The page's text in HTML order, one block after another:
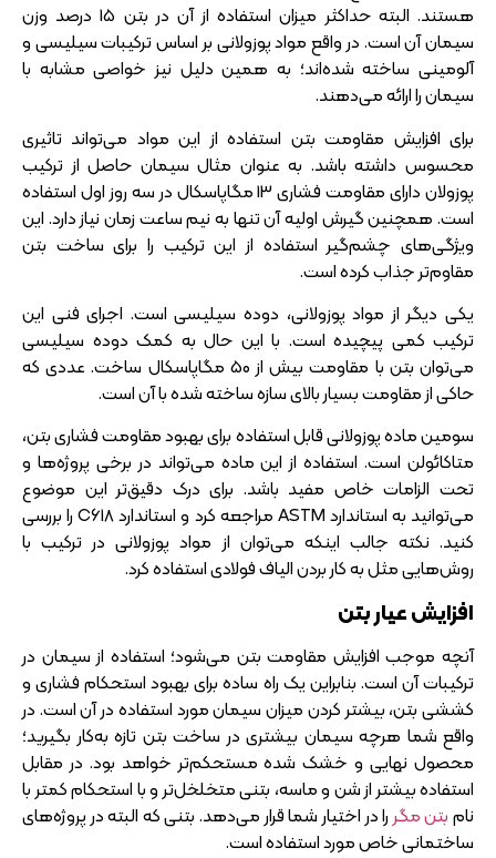
هستند. البته حداکثر میزان استفاده از آن در بتن 15 درصد وزن
سیمان آن است. در واقع مواد پوزولانی بر اساس ترکیبات سیلیسی و
آلومینی ساخته شده‌اند؛ به همین دلیل نیز خواصی مشابه با
سیمان را ارائه می‌دهند.
برای افزایش مقاومت بتن استفاده از این مواد می‌تواند تاثیری
محسوس داشته باشد. به عنوان مثال سیمان حاصل از ترکیب
پوزولان دارای مقاومت فشاری 13 مگاپاسکال در سه روز اول استفاده
است. همچنین گیرش اولیه آن تنها به نیم ساعت زمان نیاز دارد. این
ویژگی‌های چشم‌گیر استفاده از این ترکیب را برای ساخت بتن
مقاوم‌تر جذاب کرده است.
یکی دیگر از مواد پوزولانی، دوده سیلیسی است. اجرای فنی این
ترکیب کمی پیچیده است. با این حال به کمک دوده سیلیسی
می‌توان بتن با مقاومت بیش از 50 مگاپاسکال ساخت. عددی که
حاکی از مقاومت بسیار بالای سازه ساخته شده با آن است.
سومین ماده پوزولانی قابل استفاده برای بهبود مقاومت فشاری بتن،
متاکائولن است. استفاده از این ماده می‌تواند در برخی پروژه‌ها و
تحت الزامات خاص مفید باشد. برای درک دقیق‌تر این موضوع
می‌توانید به استاندارد ASTM مراجعه کرد و استاندارد C618 را بررسی
کنید. نکته جالب اینکه می‌توان از مواد پوزولانی در ترکیب با
روش‌هایی مثل به کار بردن الیاف فولادی استفاده کرد.
افزایش عیار بتن
آنچه موجب افزایش مقاومت بتن می‌شود؛ استفاده از سیمان در
ترکیبات آن است. بنابراین یک راه ساده برای بهبود استحکام فشاری و
کششی بتن، بیشتر کردن میزان سیمان مورد استفاده در آن است. در
واقع شما هرچه سیمان بیشتری در ساخت بتن تازه به‌کار بگیرید؛
محصول نهایی و خشک شده مستحکم‌تر خواهد بود. در مقابل
استفاده بیشتر از شن و ماسه، بتنی متخلخل‌تر و با استحکام کمتر با
نامبتن مگر را در اختیار شما قرار می‌دهد. بتنی که البته در پروژه‌های
ساختمانی خاص مورد استفاده است.